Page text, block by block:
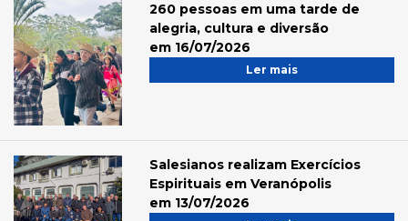
260 pessoas em uma tarde de
alegria, cultura e diversão
em 16/07/2026
Ler mais
Salesianos realizam Exercícios
Espirituais em Veranópolis
em 13/07/2026